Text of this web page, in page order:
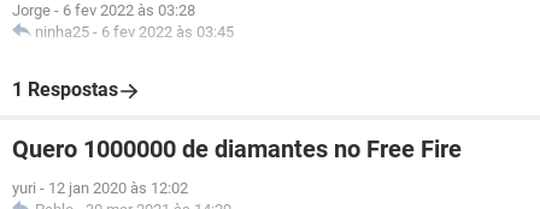
Jorge - 6 fev 2022 às 03:28
ninha25 - 6 fev 2022 às 03:45
1 Respostas
Quero 1000000 de diamantes no Free Fire
yuri - 12 jan 2020 às 12:02